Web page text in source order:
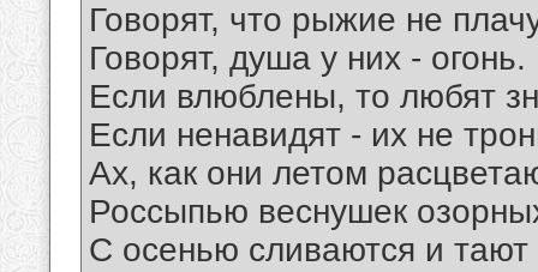
Говорят, что рыжие не
Говорят, душа у них - огонь.
Если влюблены, то любят
Если ненавидят - их не
Ах, как они летом
Россыпью веснушек
С осенью сливаются и тают